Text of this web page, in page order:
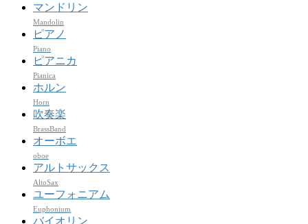
マンドリン
Mandolin
ピアノ
Piano
ピアニカ
Pianica
ホルン
Horn
吹奏楽
BrassBand
オーボエ
oboe
アルトサックス
AltoSax
ユーフォニアム
Euphonium
バイオリン